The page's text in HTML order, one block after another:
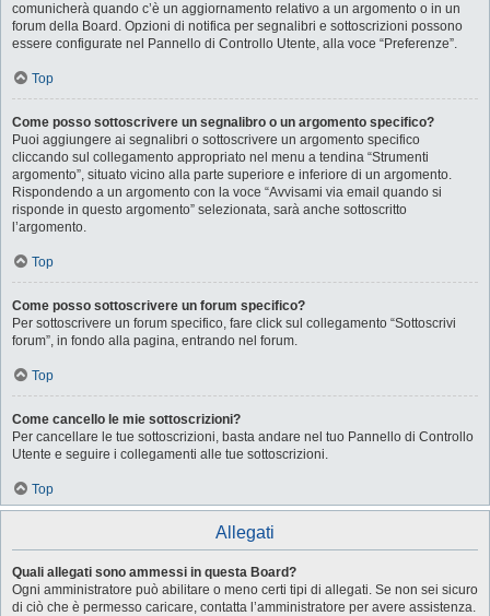
comunicherà quando c’è un aggiornamento relativo a un argomento o in un
forum della Board. Opzioni di notifica per segnalibri e sottoscrizioni possono
essere configurate nel Pannello di Controllo Utente, alla voce “Preferenze”.
Top
Come posso sottoscrivere un segnalibro o un argomento specifico?
Puoi aggiungere ai segnalibri o sottoscrivere un argomento specifico
cliccando sul collegamento appropriato nel menu a tendina “Strumenti
argomento”, situato vicino alla parte superiore e inferiore di un argomento.
Rispondendo a un argomento con la voce “Avvisami via email quando si
risponde in questo argomento” selezionata, sarà anche sottoscritto
l’argomento.
Top
Come posso sottoscrivere un forum specifico?
Per sottoscrivere un forum specifico, fare click sul collegamento “Sottoscrivi
forum”, in fondo alla pagina, entrando nel forum.
Top
Come cancello le mie sottoscrizioni?
Per cancellare le tue sottoscrizioni, basta andare nel tuo Pannello di Controllo
Utente e seguire i collegamenti alle tue sottoscrizioni.
Top
Allegati
Quali allegati sono ammessi in questa Board?
Ogni amministratore può abilitare o meno certi tipi di allegati. Se non sei sicuro
di ciò che è permesso caricare, contatta l’amministratore per avere assistenza.